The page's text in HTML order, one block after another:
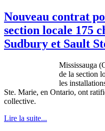
Nouveau contrat
section locale 175
Sudbury et Sault
Mississauga
de la section
les
Ste. Marie, en Ontario, ont
collective.
Lire la suite...